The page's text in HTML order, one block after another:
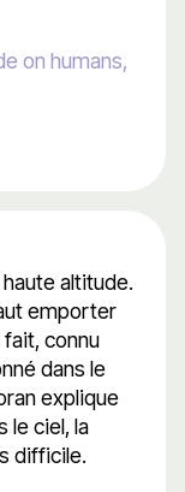
on humans,
altitude.
emporter
connu
dans le
explique
le ciel, la
difficile.